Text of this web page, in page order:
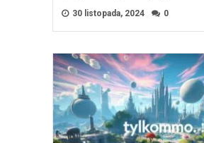
30 listopada, 2024 0